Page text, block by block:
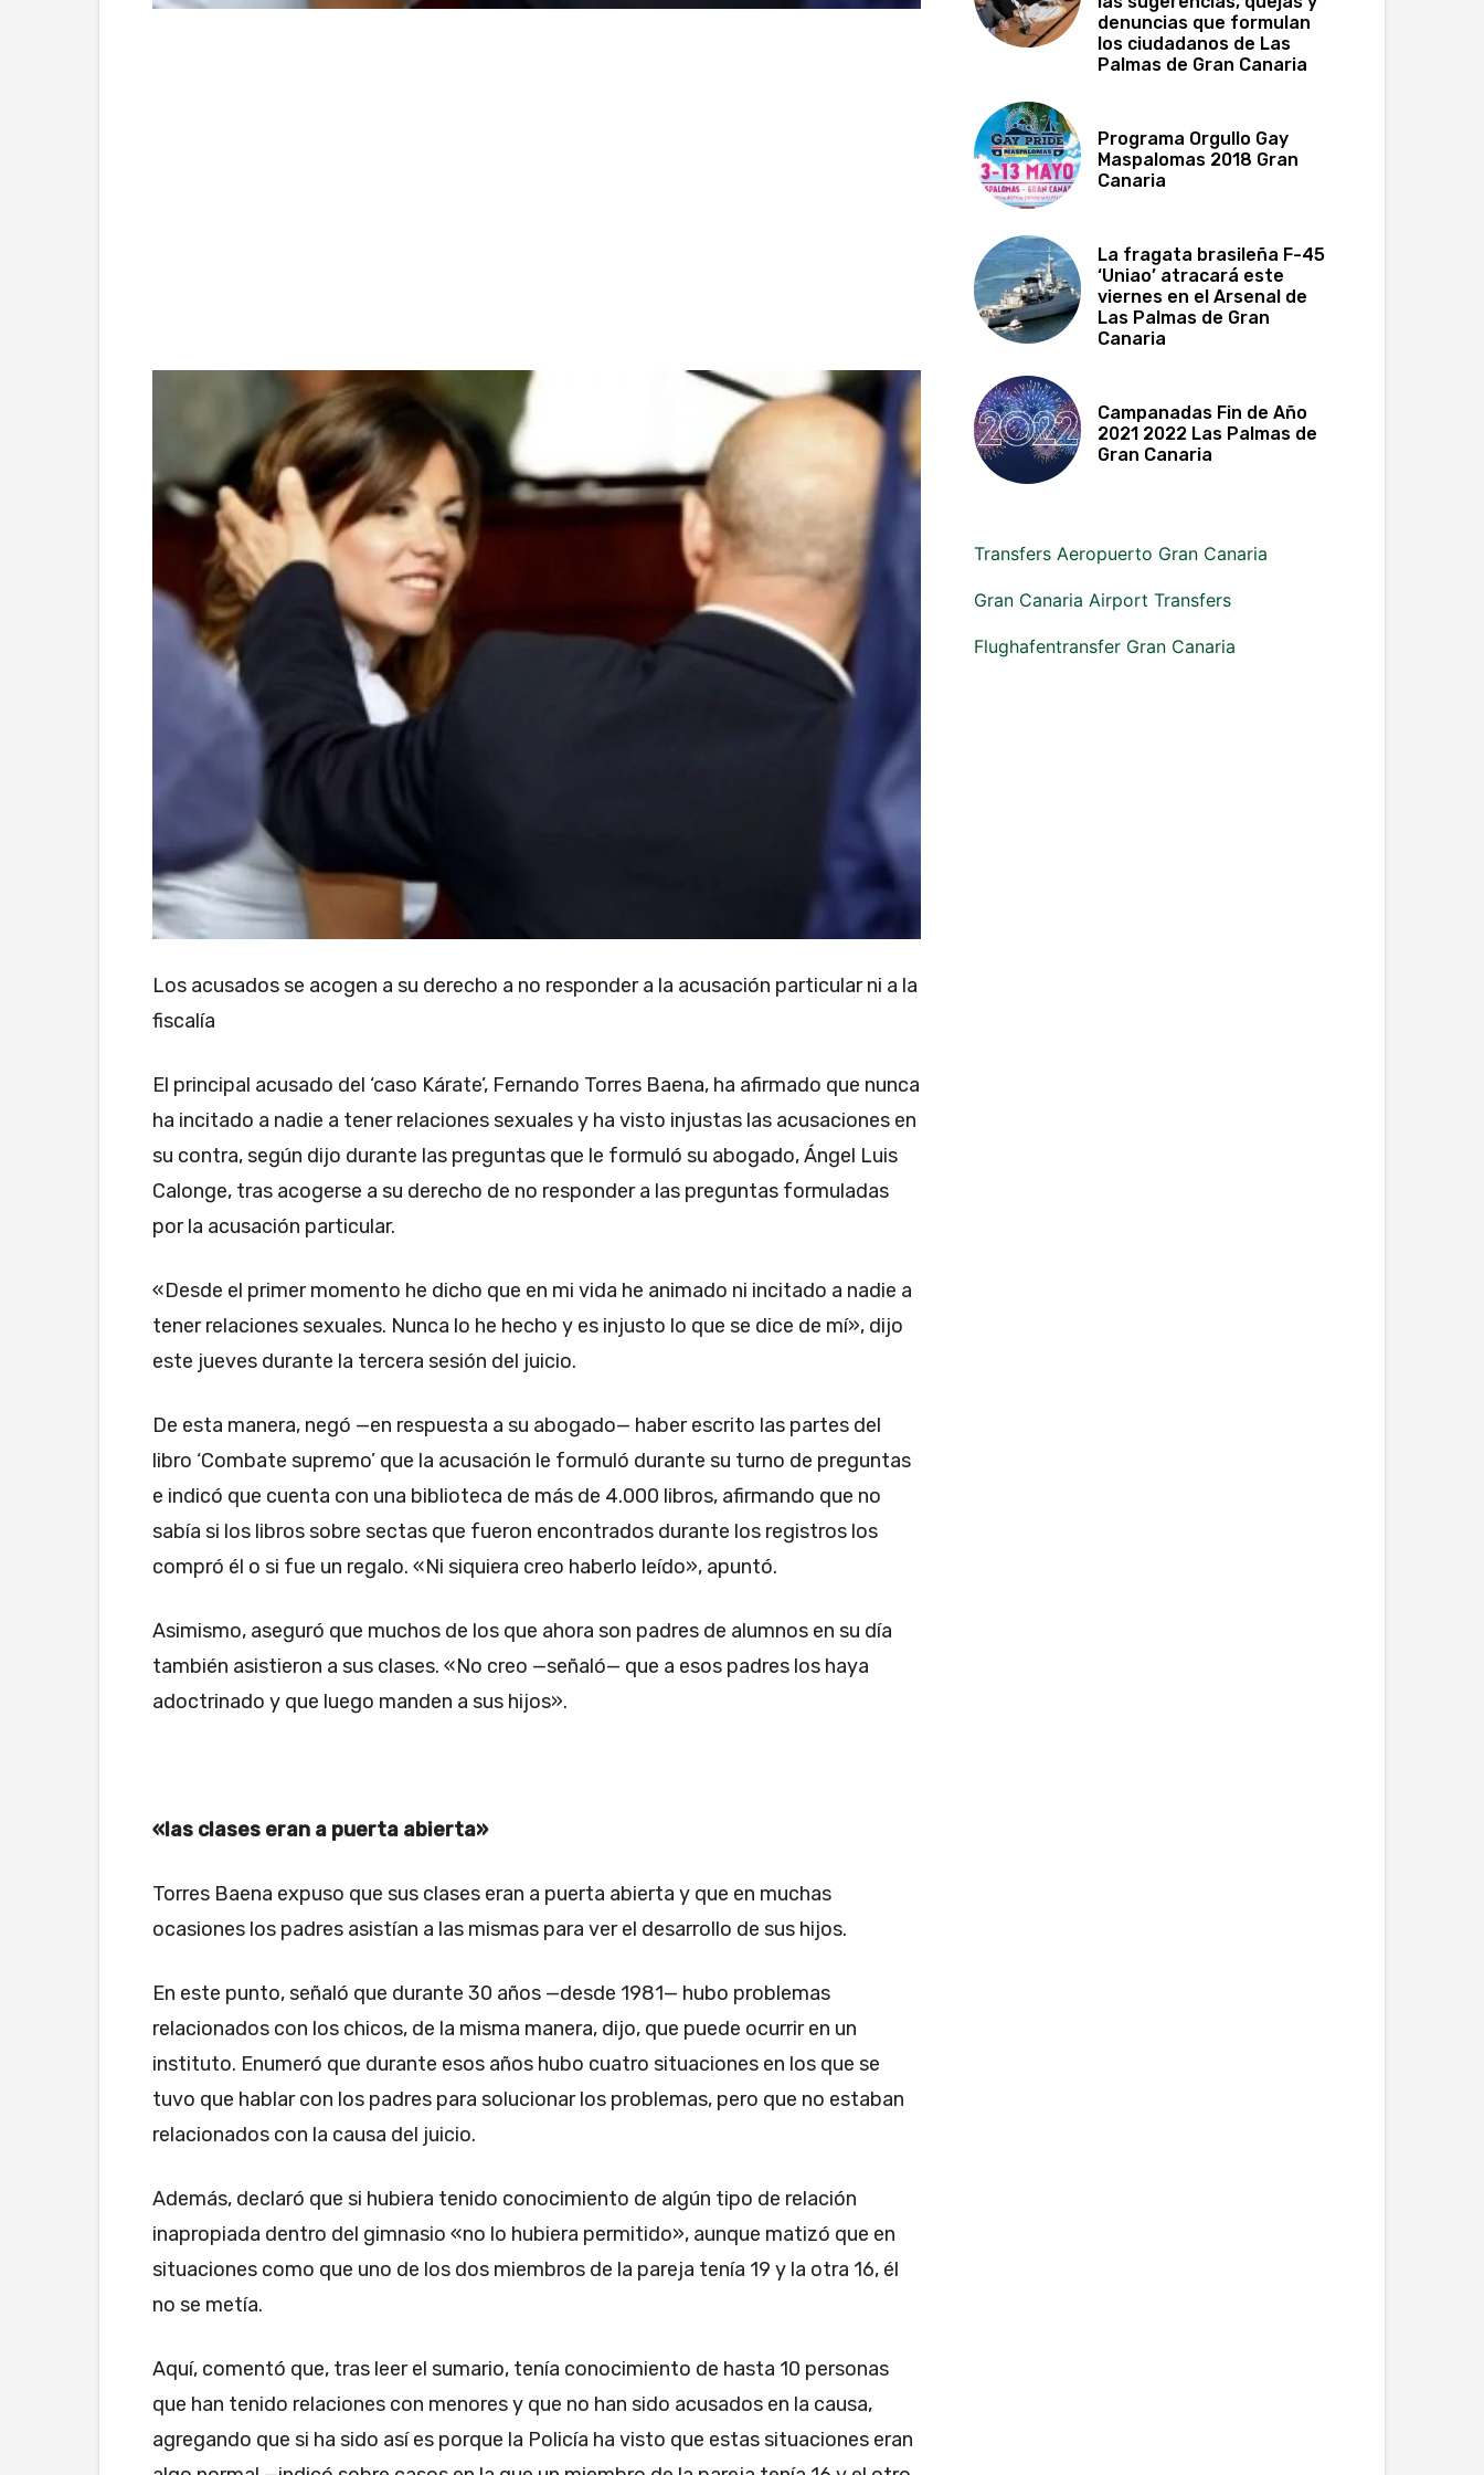
Los acusados se acogen a su derecho a no responder a la acusación particular ni a la
fiscalía
El principal acusado del ‘caso Kárate’, Fernando Torres Baena, ha afirmado que nunca
ha incitado a nadie a tener relaciones sexuales y ha visto injustas las acusaciones en
su contra, según dijo durante las preguntas que le formuló su abogado, Ángel Luis
Calonge, tras acogerse a su derecho de no responder a las preguntas formuladas
por la acusación particular.
«Desde el primer momento he dicho que en mi vida he animado ni incitado a nadie a
tener relaciones sexuales. Nunca lo he hecho y es injusto lo que se dice de mí», dijo
este jueves durante la tercera sesión del juicio.
De esta manera, negó —en respuesta a su abogado— haber escrito las partes del
libro ‘Combate supremo’ que la acusación le formuló durante su turno de preguntas
e indicó que cuenta con una biblioteca de más de 4.000 libros, afirmando que no
sabía si los libros sobre sectas que fueron encontrados durante los registros los
compró él o si fue un regalo. «Ni siquiera creo haberlo leído», apuntó.
Asimismo, aseguró que muchos de los que ahora son padres de alumnos en su día
también asistieron a sus clases. «No creo —señaló— que a esos padres los haya
adoctrinado y que luego manden a sus hijos».
«las clases eran a puerta abierta»
Torres Baena expuso que sus clases eran a puerta abierta y que en muchas
ocasiones los padres asistían a las mismas para ver el desarrollo de sus hijos.
En este punto, señaló que durante 30 años —desde 1981— hubo problemas
relacionados con los chicos, de la misma manera, dijo, que puede ocurrir en un
instituto. Enumeró que durante esos años hubo cuatro situaciones en los que se
tuvo que hablar con los padres para solucionar los problemas, pero que no estaban
relacionados con la causa del juicio.
Además, declaró que si hubiera tenido conocimiento de algún tipo de relación
inapropiada dentro del gimnasio «no lo hubiera permitido», aunque matizó que en
situaciones como que uno de los dos miembros de la pareja tenía 19 y la otra 16, él
no se metía.
Aquí, comentó que, tras leer el sumario, tenía conocimiento de hasta 10 personas
que han tenido relaciones con menores y que no han sido acusados en la causa,
agregando que si ha sido así es porque la Policía ha visto que estas situaciones eran
denuncias que formulan
los ciudadanos de Las
Palmas de Gran Canaria
Programa Orgullo Gay
Maspalomas 2018 Gran
Canaria
La fragata brasileña F-45
‘Uniao’ atracará este
viernes en el Arsenal de
Las Palmas de Gran
Canaria
Campanadas Fin de Año
2021 2022 Las Palmas de
Gran Canaria
Transfers Aeropuerto Gran Canaria
Gran Canaria Airport Transfers
Flughafentransfer Gran Canaria